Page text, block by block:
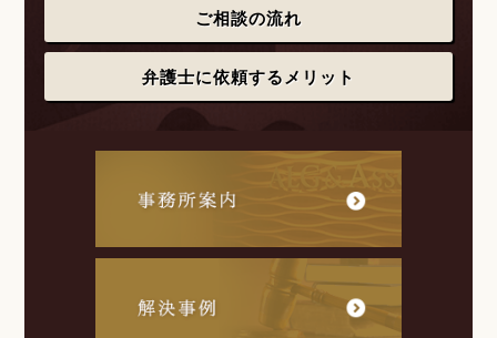
ご相談の流れ
弁護士に依頼するメリット